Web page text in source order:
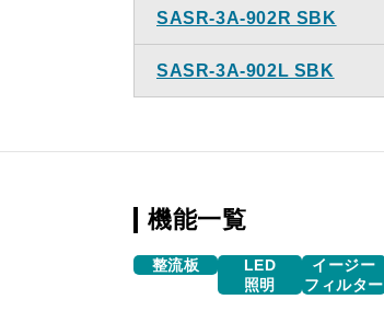
SASR-3A-902R SBK
SASR-3A-902L SBK
機能一覧
整流板
LED
照明
イージー
フィルター